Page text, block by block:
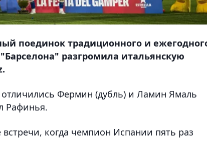
поединок традиционного и
разгромила итальянскую
Фермин (дубль) и Ламин Ямаль
Рафинья.
когда чемпион Испании пять раз